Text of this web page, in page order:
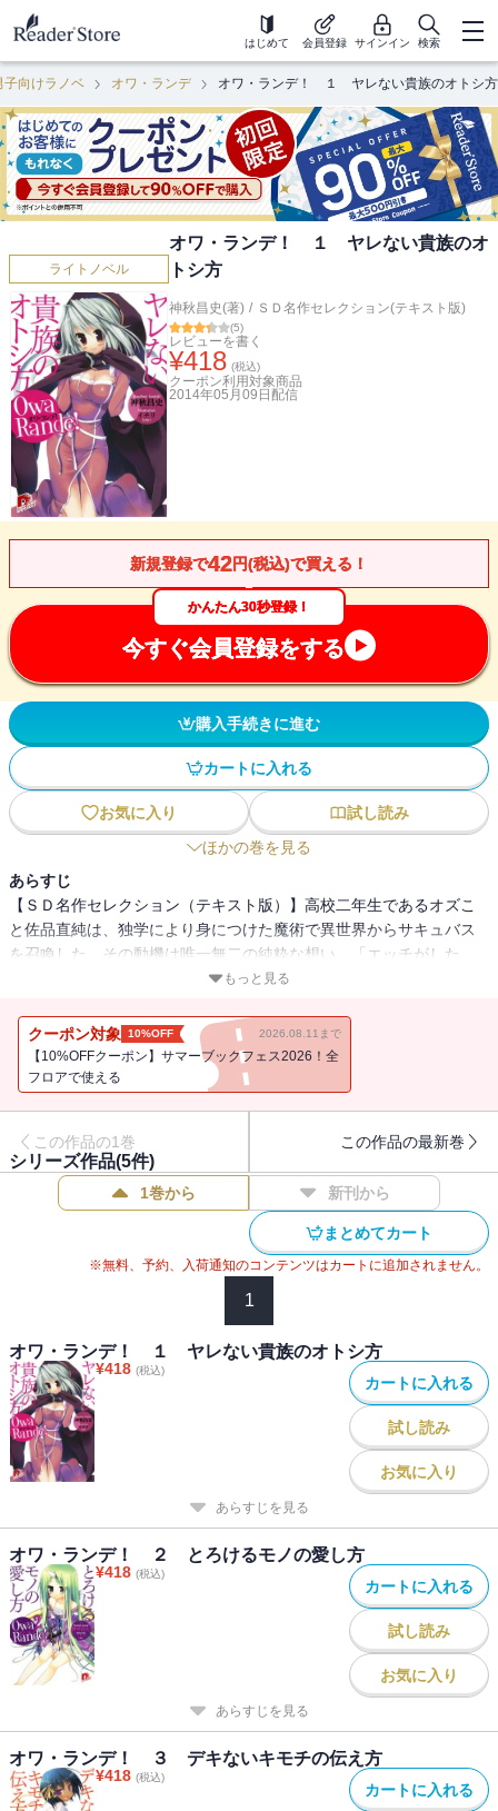
はじめて 会員登録 サインイン 検索
子向けラノベ オワ・ランデ オワ・ランデ！ １ ヤレない貴族のオトシ方
ライトノベル
オワ・ランデ！ １ ヤレない貴族のオ
トシ方
神秋昌史(著) / ＳＤ名作セレクション(テキスト版)
(5)
レビューを書く
¥418 (税込)
クーポン利用対象商品
2014年05月09日 配信
新規登録で42円(税込)で買える！
かんたん30秒登録！
今すぐ会員登録をする
購入手続きに進む
カートに入れる
お気に入り
試し読み
ほかの巻を見る
あらすじ
【ＳＤ名作セレクション（テキスト版）】高校二年生であるオズこ
と佐品直純は、独学により身につけた魔術で異世界からサキュバス
を召喚した。その動機は唯一無二の純粋な想い、「エッチがした
い！」。だが、召喚された美少女は最強の夢魔貴族・ロセリーで、
でしまうという。めげないオズは手段の限りを尽くしてロセリーに
跳びかかり続けるが、最後に選んだ超外道な手段によって、事態は
大事に・・・!? オズはエロ道の求道者として、天才と変態の狭間を
もっと見る
クーポン対象 10%OFF 2026.08.11まで
【10%OFFクーポン】サマーブックフェス2026！全
フロアで使える
この作品の1巻 この作品の最新巻
シリーズ作品(5件)
1巻から 新刊から
まとめてカート
※無料、予約、入荷通知のコンテンツはカートに追加されません。
1
オワ・ランデ！ １ ヤレない貴族のオトシ方
¥418 (税込)
カートに入れる
試し読み
お気に入り
あらすじを見る
オワ・ランデ！ ２ とろけるモノの愛し方
¥418 (税込)
カートに入れる
試し読み
お気に入り
あらすじを見る
オワ・ランデ！ ３ デキないキモチの伝え方
¥418 (税込)
カートに入れる